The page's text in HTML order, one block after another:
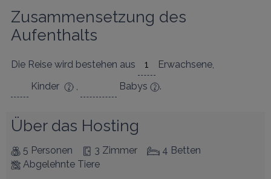
Zusammensetzung des
Aufenthalts
Die Reise wird bestehen aus Erwachsene,
Kinder
, Babys .
Über das Hosting
5 Personen 3 Zimmer
4 Betten
Abgelehnte Tiere